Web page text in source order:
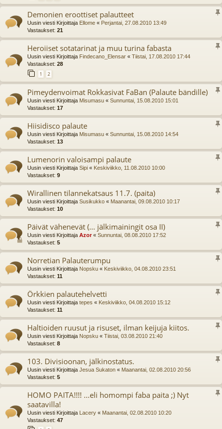
Demonien eroottiset palautteet
Uusin viesti Kirjoittaja Ellome « Perjantai, 27.08.2010 13:49
Vastaukset: 21
Heroiiset sotatarinat ja muu turina fabasta
Uusin viesti Kirjoittaja Findecano_Elensar « Tiistai, 17.08.2010 17:44
Vastaukset: 28
1 2
Pimeydenvoimat Rokkasivat FaBan (Palaute bändille)
Uusin viesti Kirjoittaja Misumasu « Sunnuntai, 15.08.2010 15:01
Vastaukset: 17
Hiisidisco palaute
Uusin viesti Kirjoittaja Misumasu « Sunnuntai, 15.08.2010 14:54
Vastaukset: 13
Lumenorin valoisampi palaute
Uusin viesti Kirjoittaja Sipi « Keskiviikko, 11.08.2010 10:00
Vastaukset: 9
Wirallinen tilannekatsaus 11.7. (paita)
Uusin viesti Kirjoittaja Susikukko « Maanantai, 09.08.2010 10:17
Vastaukset: 10
Päivät vähenevät (... jälkimainingit osa II)
Uusin viesti Kirjoittaja Azor« Sunnuntai, 08.08.2010 17:52
Vastaukset: 5
Norretian Palauterumpu
Uusin viesti Kirjoittaja Nopsku « Keskiviikko, 04.08.2010 23:51
Vastaukset: 11
Örkkien palautehelvetti
Uusin viesti Kirjoittaja tepes « Keskiviikko, 04.08.2010 15:12
Vastaukset: 11
Haltioiden ruusut ja risuset, ilman keijuja kiitos.
Uusin viesti Kirjoittaja Nopsku « Tiistai, 03.08.2010 21:40
Vastaukset: 8
103. Divisioonan, jälkinostatus.
Uusin viesti Kirjoittaja Jesua Sukaton « Maanantai, 02.08.2010 20:56
Vastaukset: 5
HOMO PAITA!!!! ...eli homompi faba paita ;) Nyt
saatavilla!
Uusin viesti Kirjoittaja Lacery « Maanantai, 02.08.2010 10:20
Vastaukset: 47